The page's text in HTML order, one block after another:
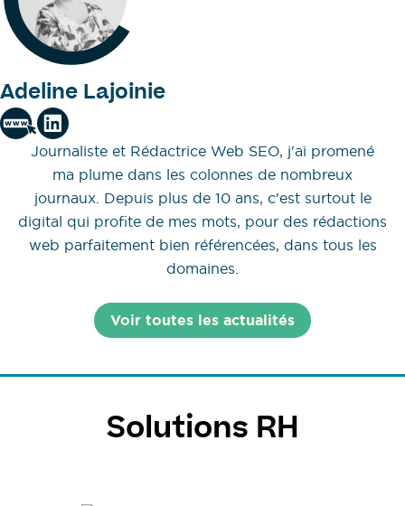
Adeline Lajoinie
Journaliste et Rédactrice Web SEO, j'ai promené
ma plume dans les colonnes de nombreux
journaux. Depuis plus de 10 ans, c'est surtout le
digital qui profite de mes mots, pour des rédactions
web parfaitement bien référencées, dans tous les
domaines.
Voir toutes les actualités
Solutions RH